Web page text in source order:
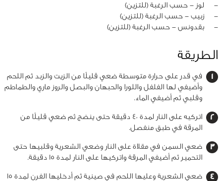
‏-
لوز - حسب الرغبة (للتزين)
‏-
زبيب - حسب الرغبة (للتزين)
‏-
بقدونس - حسب الرغبة (للتزين)
الطريقة
في قدر على حرارة متوسطة ضعي قليلًا من الزيت والزبد ثم اللحم
وأضيفي لها الفلفل واللورا والحبهان والبصل والروز ماري والطماطم
وقلبي ثم أضيفي الماء.
اتركيه على النار لمدة 40 دقيقة حتى ينضج ثم ضعي قليلًا من
المرقة في طبق منفصل.
ضعي السمن في مقلاة على النار وضعي الشعرية وقلبيها حتى
التحمير ثم أضيفي المرقة واتركيها على النار لمدة 15 دقيقة.
ضعي الشعرية وعليها اللحم في صينية ثم أدخليها الفرن لمدة 15